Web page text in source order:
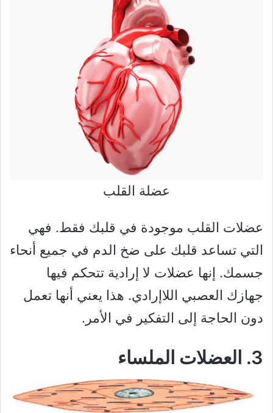
عضلة القلب
عضلات القلب موجودة في قلبك فقط. فهي
التي تساعد قلبك على ضخ الدم في جميع أنحاء
جسمك. إنها عضلات لا إرادية تتحكم فيها
جهازك العصبي اللاإرادي. هذا يعني أنها تعمل
دون الحاجة إلى التفكير في الأمر.
3. العضلات الملساء